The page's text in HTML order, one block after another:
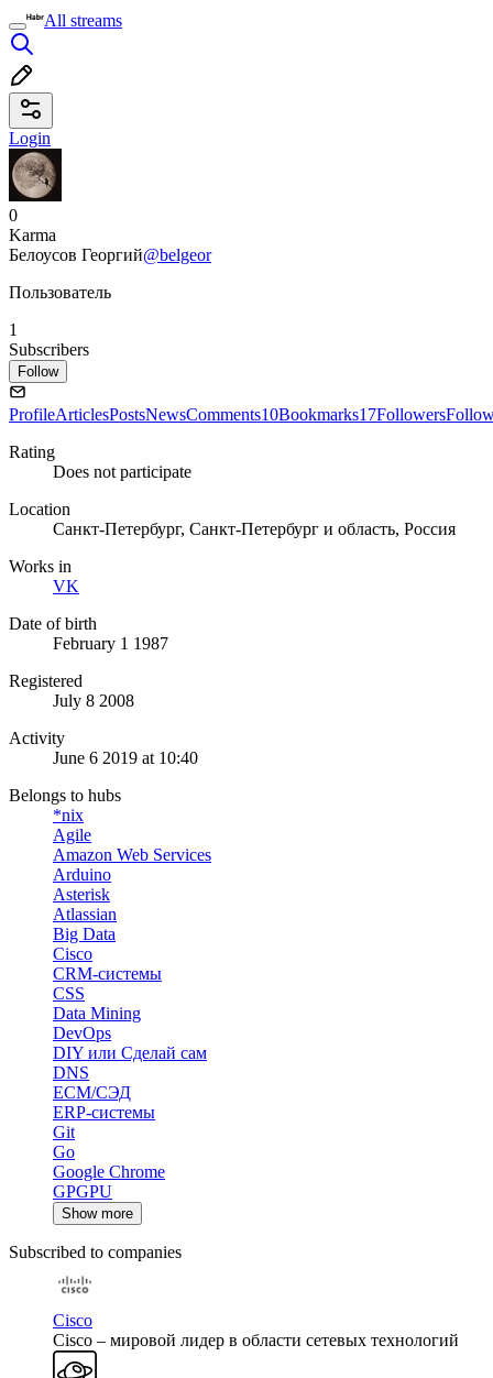
All streams
Login
0
Karma
Белоусов Георгий@belgeor
Пользователь
1
Subscribers
Follow
ProfileArticlesPostsNewsComments10Bookmarks17Followers
Rating
Does not participate
Location
Санкт-Петербург, Санкт-Петербург и область, Россия
Works in
VK
Date of birth
February 1 1987
Registered
July 8 2008
Activity
June 6 2019 at 10:40
Belongs to hubs
*nix
Agile
Amazon Web Services
Arduino
Asterisk
Atlassian
Big Data
Cisco
CRM-системы
CSS
Data Mining
DevOps
DIY или Сделай сам
DNS
ECM/СЭД
ERP-системы
Git
Go
Google Chrome
GPGPU
Show more
Subscribed to companies
Cisco
Cisco – мировой лидер в области сетевых технологий